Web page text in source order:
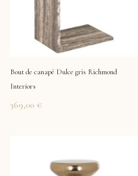
Bout de canapé Dulce gris Richmond
Interiors
369,00 €